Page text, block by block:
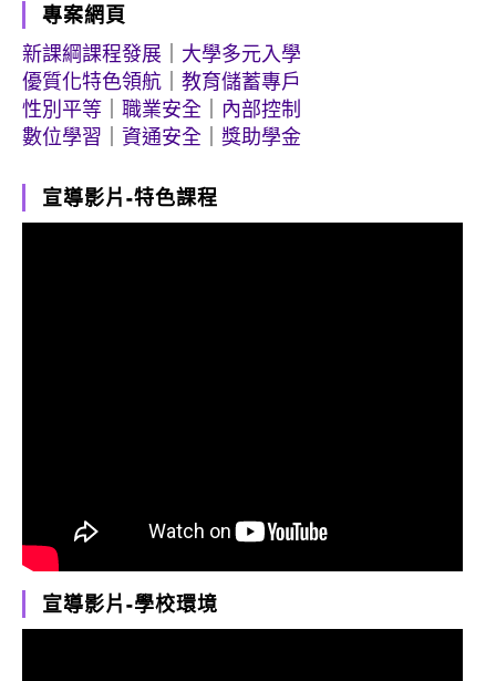
專案網頁
新課綱課程發展
大學多元入學
優質化特色領航
教育儲蓄專戶
性別平等
職業安全
內部控制
數位學習
資通安全 獎助學金
宣導影片-特色課程
宣導影片-學校環境